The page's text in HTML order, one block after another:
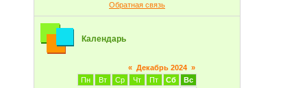
Обратная связь
Календарь
« Декабрь 2024 »
Пн
Вт Ср Чт Пт Сб
Вс